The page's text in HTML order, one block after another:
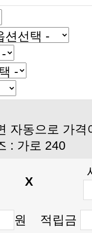
자동으로 가격
: 가로 240
X
원 적립금